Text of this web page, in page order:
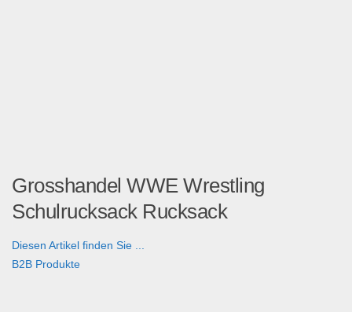
Grosshandel WWE Wrestling
Schulrucksack Rucksack
Diesen Artikel finden Sie ...
B2B Produkte